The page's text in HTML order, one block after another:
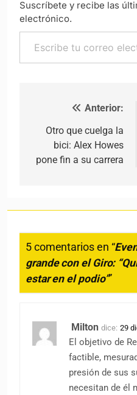
Suscríbete y recibe las
electrónico.
Escribe tu correo
Navegación de
Anterior:
Otro que cuelga la
bici: Alex Howes
pone fin a su carrera
5 comentarios en “
grande con el Giro:
estar en el podio””
Milton dice: 29
El objetivo de
factible,
presión de sus
necesitan de él